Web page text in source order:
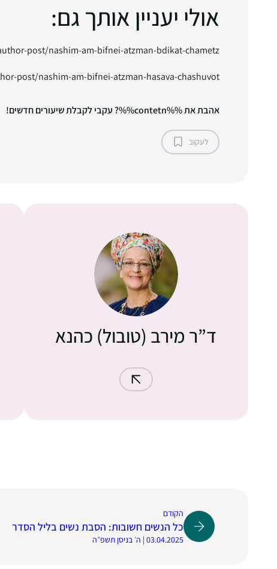
אולי יעניין אותך גם:
post/nashim-am-bifnei-atzman-bdikat-chametz/
post/nashim-am-bifnei-atzman-hasava-chashuvot/
אהבת את %%contetn%%? עקבי לקבלת שיעורים חדשים!
לעקוב
ד”ר מירב (טובול) כהנא
הקודם
כל הנשים חשובות: הסבת נשים בליל הסדר
03.04.2025 | ה׳ בניסן תשפ״ה